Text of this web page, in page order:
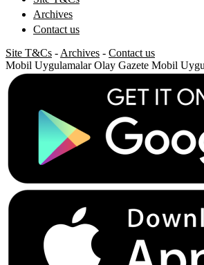
Archives
Contact us
Site T&Cs - Archives - Contact us
Mobil Uygulamalar Olay Gazete Mobil